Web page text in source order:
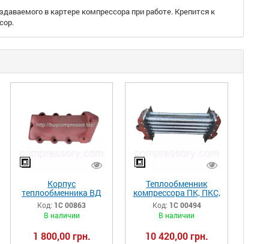
в картере компрессора при работе. Крепится к
Корпус
теплообменника ВД
(ЦВД) компрессора
ПК, ПКС 32.19.00.02-
027
Код: 1С 00863
В наличии
1 800,00 грн.
Теплообменник
компрессора ПК, ПКС,
ПКСД 33.03.00.00-
023сб
Код: 1С 00494
В наличии
10 420,00 грн.